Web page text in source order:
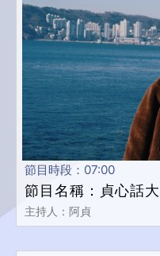
節目時段：07:00
節目名稱：貞心話
主持人：阿貞